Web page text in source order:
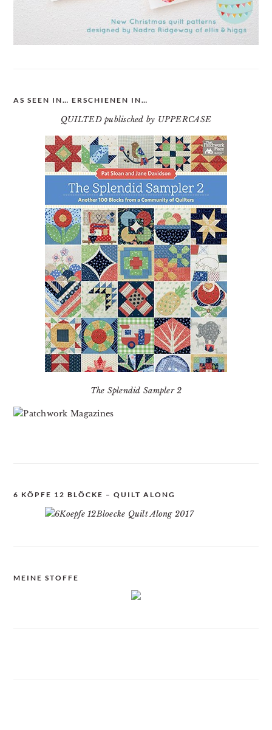
AS SEEN IN… ERSCHIENEN IN…
QUILTED publisched by UPPERCASE
The Splendid Sampler 2
6 KÖPFE 12 BLÖCKE – QUILT ALONG
MEINE STOFFE